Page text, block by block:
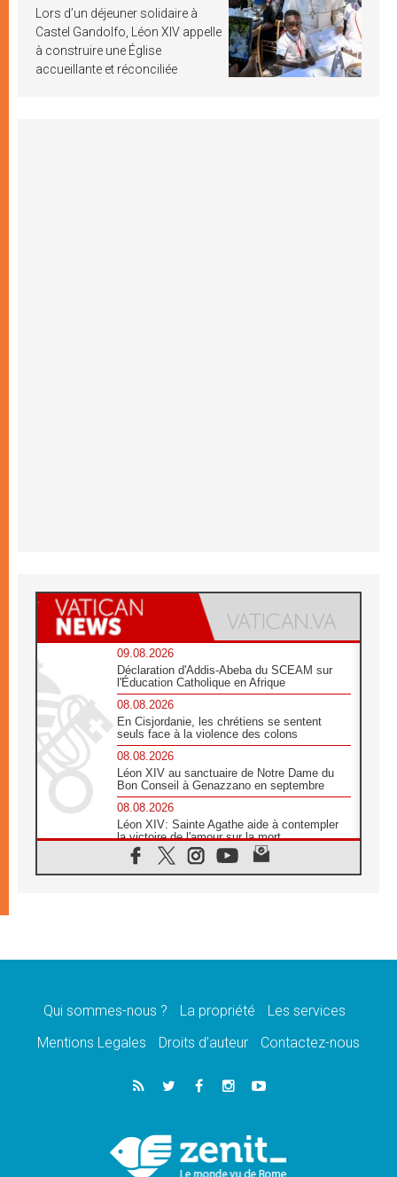
Lors d’un déjeuner solidaire à
Castel Gandolfo, Léon XIV appelle
à construire une Église
accueillante et réconciliée
09.08.2026
Déclaration d'Addis-Abeba du SCEAM sur
l'Éducation Catholique en Afrique
08.08.2026
En Cisjordanie, les chrétiens se sentent
seuls face à la violence des colons
08.08.2026
Léon XIV au sanctuaire de Notre Dame du
Bon Conseil à Genazzano en septembre
08.08.2026
Léon XIV: Sainte Agathe aide à contempler
la victoire de l'amour sur la mort
08.08.2026
«Relancer l'empathie», le projet Triennal d'art
08.08.2026
07.08.2026
Calapan devient un diocèse
Congo-Brazzaville: le 15 août, entre solennité
de l'Assomption et mémoire nationale
«La paix commence par l'empathie» estime
le cardinal Parolin
Qui sommes-nous ? La propriété
Les services
Mentions Legales
Droits d’auteur Contactez-nous